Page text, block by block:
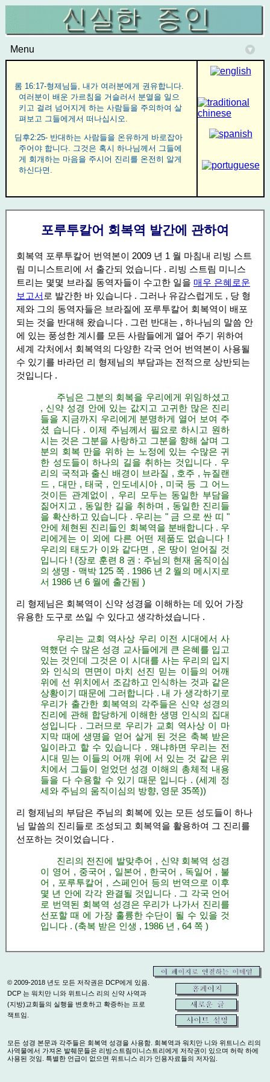
Menu ▾
롬 16:17-형제님들, 내가 여러분에게 권유합니다.
여러분이 배운 가르침을 거슬러서 분열을 일으
키고 걸려 넘어지게 하는 사람들을 주의하여 살
펴보고 그들에게서 떠나십시오.
딤후2:25- 반대하는 사람들을 온유하게 바로잡아
주어야 합니다. 그것은 혹시 하나님께서 그들에
게 회개하는 마음을 주시어 진리를 온전히 알게
하신다면.
포루투칼어 회복역 발간에 관하여
회복역 포루투칼어 번역본이 2009 년 1 월 마침내 리빙 스트
림 미니스트리에 서 출간되 었습니다 . 리빙 스트림 미니스
트리는 몇몇 브라질 동역자들이 수고한 일을 매우 은혜로운
보고서 로 발간한 바 있습니다 . 그러나 유감스럽게도 , 당 형
제와 그의 동역자들은 브라질에 포루투칼어 회복역이 배포
되는 것을 반대해 왔습니다 . 그런 반대는 , 하나님의 말씀 안
에 있는 풍성한 계시를 모든 사람들에게 열어 주기 위하여
세계 각처에서 회복역의 다양한 각국 언어 번역본이 사용될
수 있기를 바라던 리 형제님의 부담과는 전적으로 상반되는
것입니다 .
주님은 그분의 회복을 우리에게 위임하셨고
, 신약 성경 안에 있는 값지고 고귀한 많은 진리
들을 지금까지 우리에게 분명하게 열어 보여 주
셨 습니다 . 이제 주님께서 필요로 하시고 원하
시는 것은 그분을 사랑하고 그분을 향해 살며 그
분의 회복 만을 위하 는 노정에 있는 수많은 귀
한 성도들이 하나의 길을 취하는 것입니다 . 우
리의 국적과 출신 배경이 브라질 , 호주 , 뉴질랜
드 , 대만 , 태국 , 인도네시아 , 미국 등 그 어느
것이든 관계없이 , 우리 모두는 동일한 부담을
짊어지고 , 동일한 길을 취하며 , 동일한 진리들
을 확산하고 있습니다 . 우리는 " 금 으로 싼 띠 "
안에 체현된 진리들인 회복역을 분배합니다 . 우
리에게는 이 외에 다른 어떤 제품도 없습니다 !
우리의 태도가 이와 같다면 , 온 땅이 얻어질 것
입니다 ! (장로 훈련 8 권 : 주님의 현재 움직이심
의 생명 - 맥박 125 쪽 . 1986 년 2 월의 메시지로
서 1986 년 6 월에 출간됨 )
리 형제님은 회복역이 신약 성경을 이해하는 데 있어 가장
유용한 도구로 쓰일 수 있다고 생각하셨습니다 .
우리는 교회 역사상 우리 이전 시대에서 사
역했던 수 많은 성경 교사들에게 큰 은혜를 입고
있는 것인데 그것은 이 시대를 사는 우리의 입지
와 인식의 면면이 마치 선진 믿는 이들의 어깨
위에 선 위치에서 조감하고 인식하는 것과 같은
상황이기 때문에 그러합니다 . 내 가 생각하기로
우리가 출간한 회복역의 각주들은 신약 성경의
진리에 관해 합당하게 이해한 생명 인식의 집대
성입니다 . 그러므로 우리가 교회 역사상 이 마
지막 때에 생명을 얻어 살게 된 것은 축복 받은
일이라고 할 수 있습니다 . 왜냐하면 우리는 전
시대 믿는 이들의 어깨 위에 서 있는 것 같은 위
치에서 그들이 얻었던 성경 이해의 총체적 내용
들을 다 수용할 수 있기 때문 입니다 . (세계 정
세와 주님의 움직이심의 방향, 영문 35쪽))
리 형제님의 부담은 주님의 회복에 있는 모든 성도들이 하나
님 말씀의 진리들로 조성되고 회복역을 활용하여 그 진리를
선포하는 것이었습니다 .
진리의 전진에 발맞추어 , 신약 회복역 성경
이 영어 , 중국어 , 일본어 , 한국어 , 독일어 , 불
어 , 포루투칼어 , 스페인어 등의 번역으로 이후
몇 년 안에 각각 완결될 것입니다 . 그 각국 언어
로 번역된 회복역 성경은 우리가 나가서 진리를
선포할 때 에 가장 훌륭한 수단이 될 수 있을 것
입니다 . (축복 받은 인생 , 1986 년 , 64 쪽 )
© 2009-2018 년도 모든 저작권은 DCP에게 있음.
DCP 는 워치만 니와 위트니스 리의 신약 사역과
(지방)교회들의 실행을 변호하고 확증하는 프로
잭트임.
모든 성경 본문과 각주들은 회복역 성경을 사용함. 회복역과 워치만 니와 위트니스 리의
사역물에서 가져온 발췌문들은 리빙스트림미니스트리에게 저작권이 있으며 허락 하에
사용된 것임. 특별한 언급이 없으면 위트니스 리가 인용자료들의 저자임.